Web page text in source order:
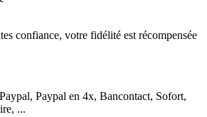
confiance, votre fidélité est récompensée
Paypal en 4x, Bancontact, Sofort,
...